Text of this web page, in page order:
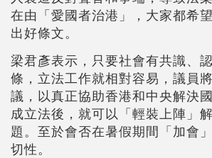
在由「愛國者治港」，大家都希
出好條文。
梁君彥表示，只要社會有共識、
條，立法工作就相對容易，議員
議，以真正協助香港和中央解決
成立法後，就可以「輕裝上陣」
題。至於會否在暑假期間「加會
切性。